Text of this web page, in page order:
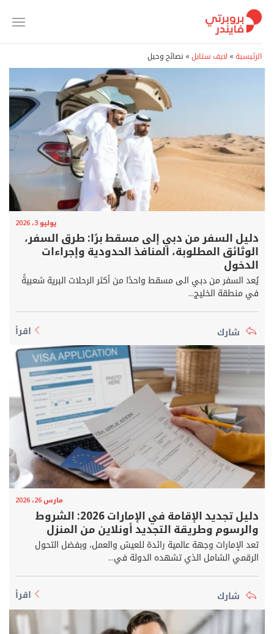
الرئيسية»لايف ستايل»نصائح وحيل
يوليو 3، 2026
دليل السفر من دبي إلى مسقط برًا: طرق السفر،
الوثائق المطلوبة، المنافذ الحدودية وإجراءات
الدخول
يُعد السفر من دبي الى مسقط واحدًا من أكثر الرحلات البرية شعبيةً
في منطقة الخليج...
اقرأ
مارس 26، 2026
دليل تجديد الإقامة في الإمارات 2026: الشروط
والرسوم وطريقة التجديد أونلاين من المنزل
تعد الإمارات وجهة عالمية رائدة للعيش والعمل، وبفضل التحول
الرقمي الشامل الذي تشهده الدولة في...
اقرأ